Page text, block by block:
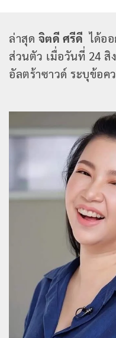
ล่าสุด จิตดี ศรีดี ได้อ
ส่วนตัว เมื่อวันที่ 24
อัลตร้าซาวด์ ระบุข้อค